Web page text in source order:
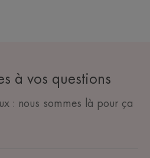
à vos questions
: nous sommes là pour ça